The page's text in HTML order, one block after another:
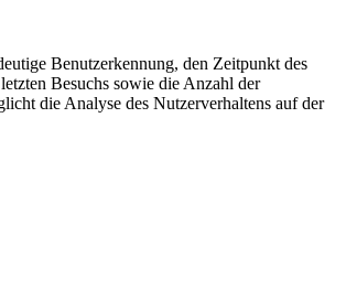
Benutzerkennung, den Zeitpunkt des
Besuchs sowie die Anzahl der
die Analyse des Nutzerverhaltens auf der